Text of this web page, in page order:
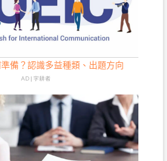
備？認識多益種類、出題方向
AD | 字耕者